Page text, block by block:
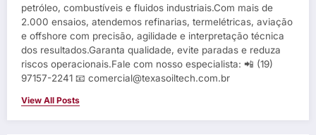
petróleo, combustíveis e fluidos industriais.Com mais de
2.000 ensaios, atendemos refinarias, termelétricas, aviação
e offshore com precisão, agilidade e interpretação técnica
dos resultados.Garanta qualidade, evite paradas e reduza
riscos operacionais.Fale com nosso especialista: 📲 (19)
97157-2241 📧 comercial@texasoiltech.com.br
View All Posts